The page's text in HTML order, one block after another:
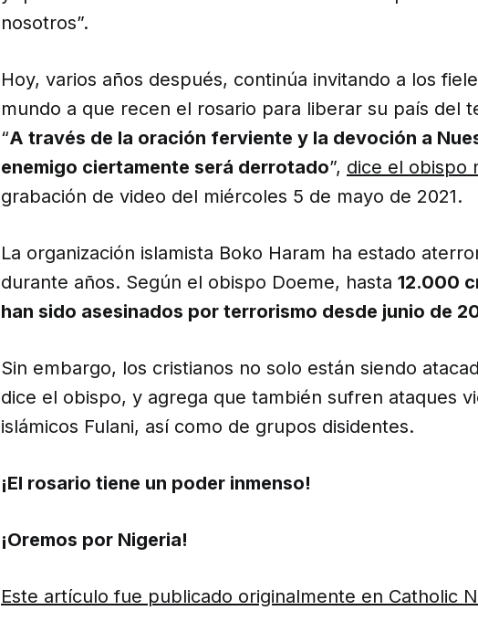
nosotros”.
Hoy, varios años después, continúa invitando a los
mundo a que recen el rosario para liberar su país del
“A través de la oración ferviente y la devoción a
enemigo ciertamente será derrotado”, dice el obispo
grabación de video del miércoles 5 de mayo de 2021.
La organización islamista Boko Haram ha estado
durante años. Según el obispo Doeme, hasta 12.000
han sido asesinados por terrorismo desde junio de
Sin embargo, los cristianos no solo están siendo
dice el obispo, y agrega que también sufren ataques
islámicos Fulani, así como de grupos disidentes.
¡El rosario tiene un poder inmenso!
¡Oremos por Nigeria!
Este artículo fue publicado originalmente en Catholic